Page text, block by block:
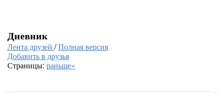
Дневник
Лента друзей /Полная версия
Добавить в друзья
Страницы: раньше»